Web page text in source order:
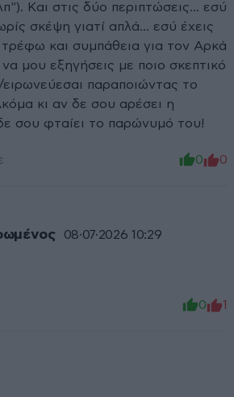
Και στις δύο περιπτώσεις... εσύ
σκέψη γιατί απλά... εσύ έχεις
τρέφω και συμπάθεια για τον Αρκά
μου εξηγήσεις με ποιο σκεπτικό
παραποιώντας το
κι αν δε σου αρέσει η
σου φταίει το παρώνυμό του!
0 0
08·07·2026 10:29
0 1